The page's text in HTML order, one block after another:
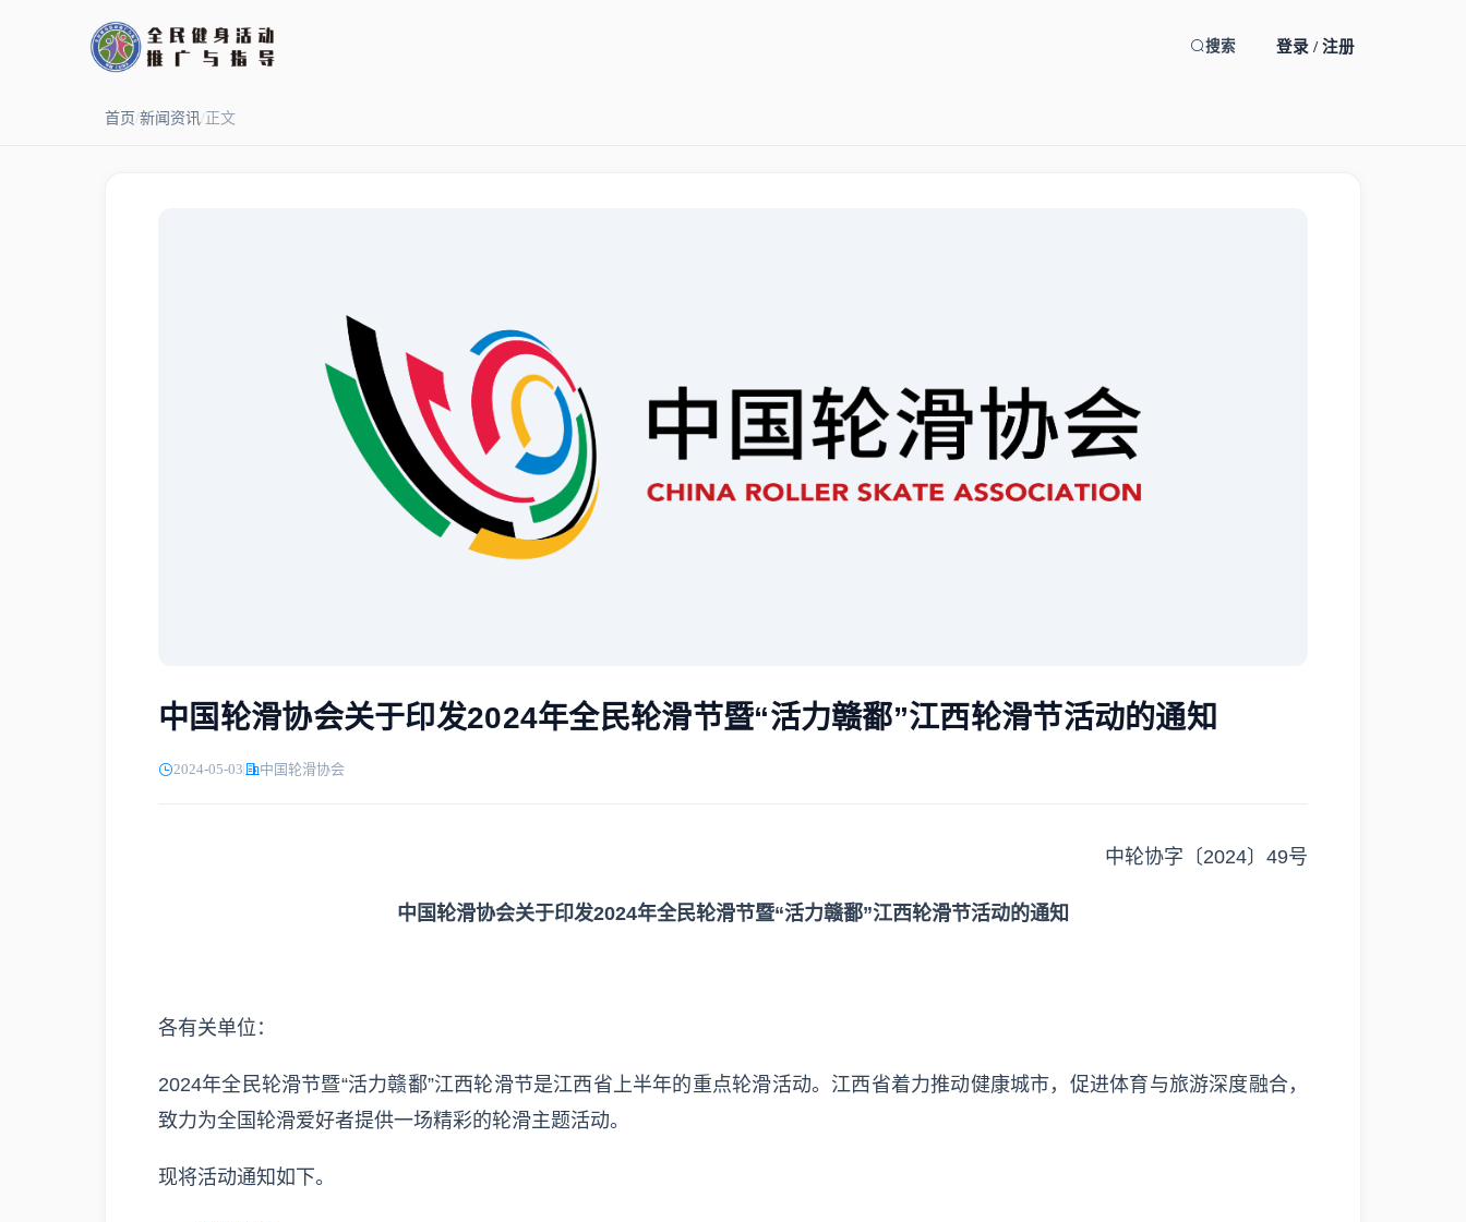
搜索 登录 / 注册
首页/新闻资讯/正文
中国轮滑协会关于印发2024年全民轮滑节暨“活力赣鄱”江西轮滑节活动的通知
2024-05-03 中国轮滑协会
中轮协字〔2024〕49号
中国轮滑协会关于印发2024年全民轮滑节暨“活力赣鄱”江西轮滑节活动的通知
各有关单位：
2024年全民轮滑节暨“活力赣鄱”江西轮滑节是江西省上半年的重点轮滑活动。江西省着力推动健康城市，促进体育与旅游深度融合，
致力为全国轮滑爱好者提供一场精彩的轮滑主题活动。
现将活动通知如下。